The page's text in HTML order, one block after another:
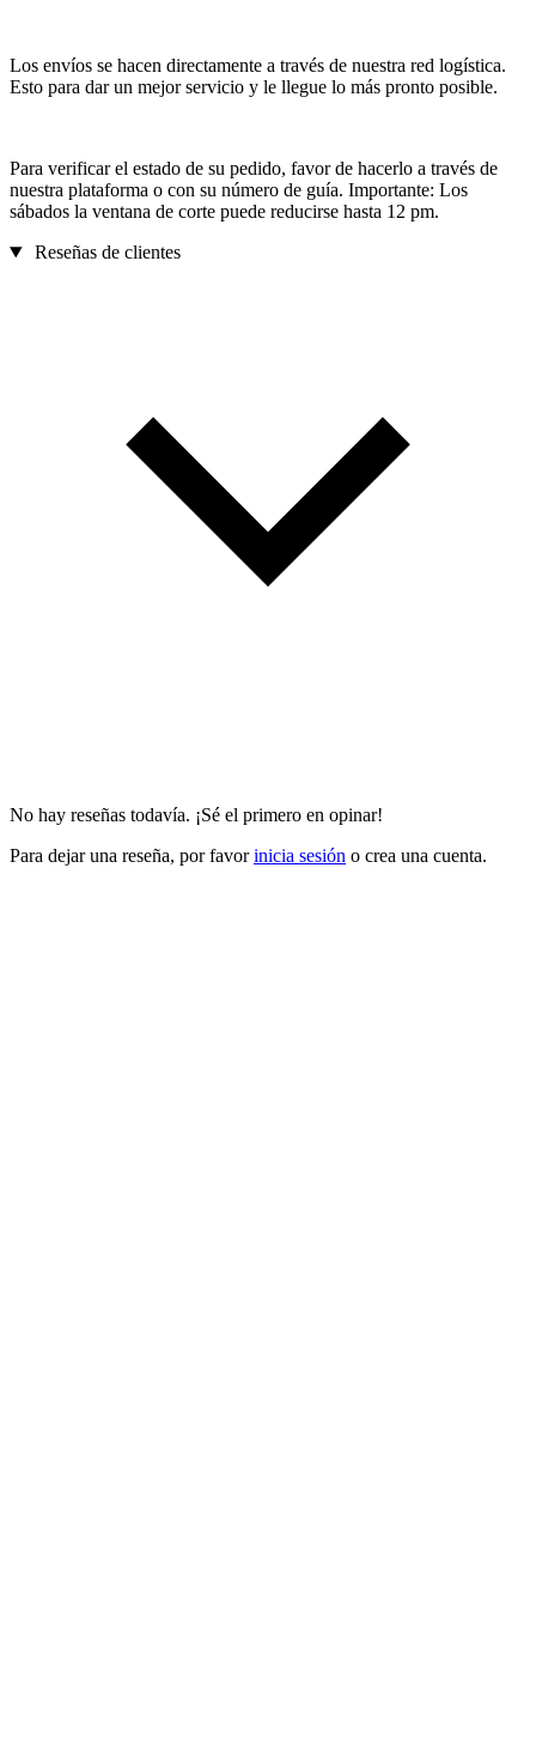
Los envíos se hacen directamente a través de nuestra red logística.
Esto para dar un mejor servicio y le llegue lo más pronto posible.
Para verificar el estado de su pedido, favor de hacerlo a través de
nuestra plataforma o con su número de guía. Importante: Los
sábados la ventana de corte puede reducirse hasta 12 pm.
Reseñas de clientes
No hay reseñas todavía. ¡Sé el primero en opinar!
Para dejar una reseña, por favorinicia sesión o crea una cuenta.